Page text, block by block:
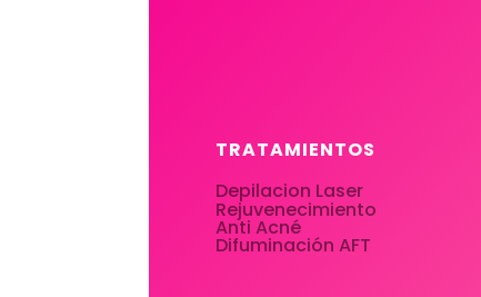
TRATAMIENTOS
Depilacion Laser
Rejuvenecimiento
Anti Acné
Difuminación AFT